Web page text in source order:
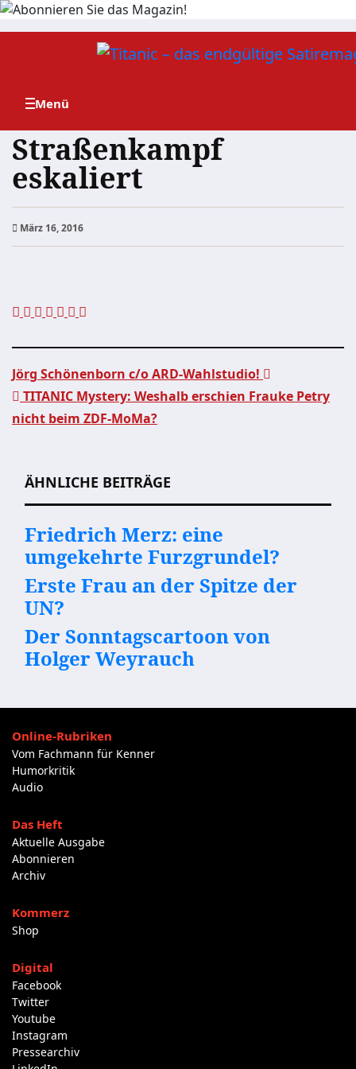
Zum
Straßenkampf
eskaliert
März 16, 2016
Beitragsnavigation
Jörg Schönenborn c/o ARD-Wahlstudio!
TITANIC Mystery: Weshalb erschien Frauke Petry
nicht beim ZDF-MoMa?
ÄHNLICHE BEITRÄGE
Friedrich Merz: eine
umgekehrte Furzgrundel?
Erste Frau an der Spitze der
UN?
Der Sonntagscartoon von
Holger Weyrauch
Online-Rubriken
Vom Fachmann für Kenner
Humorkritik
Audio
Das Heft
Aktuelle Ausgabe
Abonnieren
Archiv
Kommerz
Shop
Digital
Facebook
Twitter
Youtube
Instagram
Pressearchiv